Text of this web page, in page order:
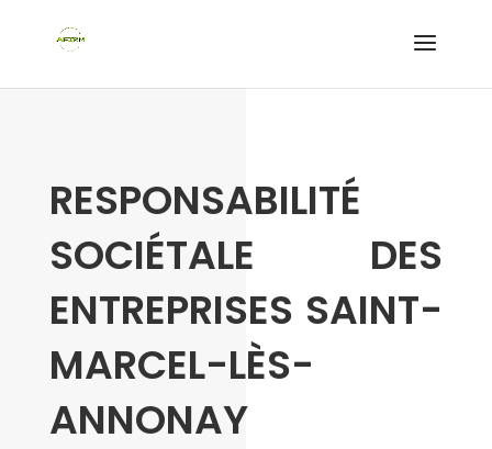
RESPONSABILITÉ
SOCIÉTALE DES
ENTREPRISES SAINT-
MARCEL-LÈS-
ANNONAY